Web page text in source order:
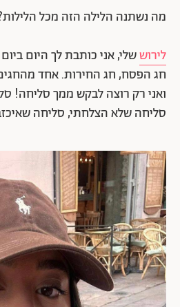
מה נשתנה הלילה הזה מכל
לירוש
חג הפסח, חג החירות. אחד
ואני רק רוצה לבקש ממך סליחה!
סליחה שלא הצלחתי, סליחה